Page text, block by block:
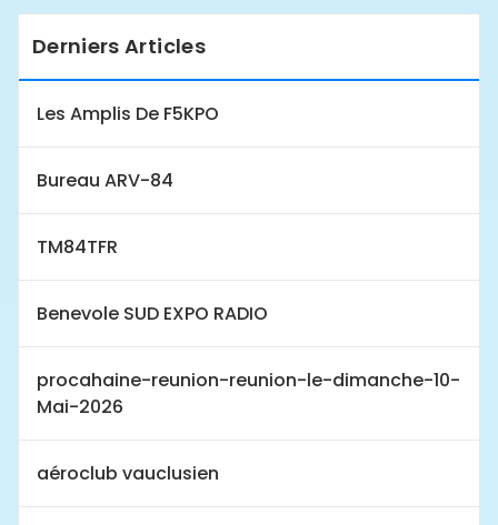
Derniers Articles
Les Amplis De F5KPO
Bureau ARV-84
TM84TFR
Benevole SUD EXPO RADIO
procahaine-reunion-reunion-le-dimanche-10-
Mai-2026
aéroclub vauclusien